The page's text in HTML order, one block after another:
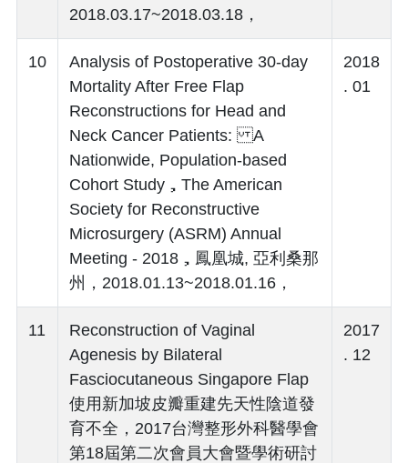
2018.03.17~2018.03.18，
10
Analysis of Postoperative 30-day
Mortality After Free Flap
Reconstructions for Head and
Neck Cancer Patients: A
Nationwide, Population-based
Cohort Study，The American
Society for Reconstructive
Microsurgery (ASRM) Annual
Meeting - 2018，鳳凰城, 亞利桑那
州，2018.01.13~2018.01.16，
2018
. 01
11
Reconstruction of Vaginal
Agenesis by Bilateral
Fasciocutaneous Singapore Flap
使用新加坡皮瓣重建先天性陰道發
育不全，2017台灣整形外科醫學會
第18屆第二次會員大會暨學術研討
2017
. 12